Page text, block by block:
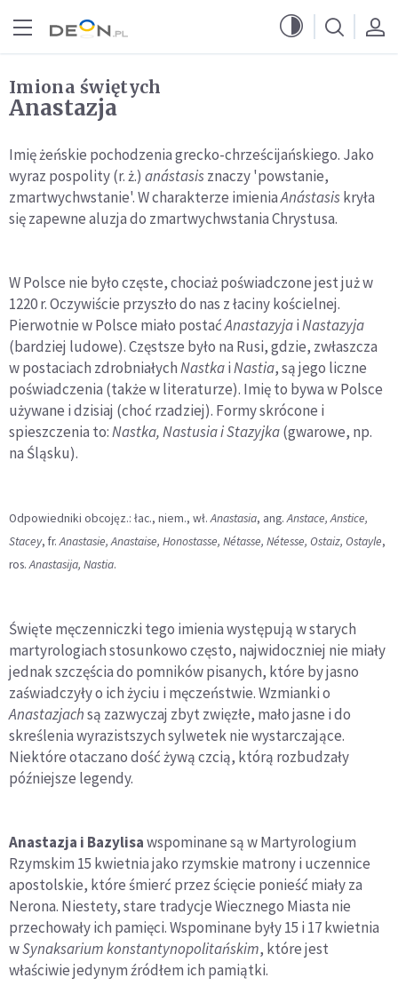
Imiona świętych
Anastazja
Imię żeńskie pochodzenia grecko-chrześcijańskiego. Jako
wyraz pospolity (r. ż.) anástasisznaczy 'powstanie,
zmartwychwstanie'. W charakterze imieniaAnástasiskryła
się zapewne aluzja do zmartwychwstania Chrystusa.
W Polsce nie było częste, chociaż poświadczone jest już w
1220 r. Oczywiście przyszło do nas z łaciny kościelnej.
Pierwotnie w Polsce miało postaćAnastazyjaiNastazyja
(bardziej ludowe). Częstsze było na Rusi, gdzie, zwłaszcza
w postaciach zdrobniałychNastkaiNastia, są jego liczne
poświadczenia (także w literaturze). Imię to bywa w Polsce
używane i dzisiaj (choć rzadziej). Formy skrócone i
spieszczenia to:Nastka, Nastusia i Stazyjka(gwarowe, np.
na Śląsku).
Odpowiedniki obcojęz.: łac., niem., wł.Anastasia, ang.Anstace, Anstice,
Stacey, fr.Anastasie, Anastaise, Honostasse, Nétasse, Nétesse, Ostaiz, Ostayle,
ros.Anastasija, Nastia.
Święte męczenniczki tego imienia występują w starych
martyrologiach stosunkowo często, najwidoczniej nie miały
jednak szczęścia do pomników pisanych, które by jasno
zaświadczyły o ich życiu i męczeństwie. Wzmianki o
Anastazjachsą zazwyczaj zbyt zwięzłe, mało jasne i do
skreślenia wyrazistszych sylwetek nie wystarczające.
Niektóre otaczano dość żywą czcią, którą rozbudzały
późniejsze legendy.
Anastazja i Bazylisawspominane są w Martyrologium
Rzymskim 15 kwietnia jako rzymskie matrony i uczennice
apostolskie, które śmierć przez ścięcie ponieść miały za
Nerona. Niestety, stare tradycje Wiecznego Miasta nie
przechowały ich pamięci. Wspominane były 15 i 17 kwietnia
wSynaksarium konstantynopolitańskim, które jest
właściwie jedynym źródłem ich pamiątki.